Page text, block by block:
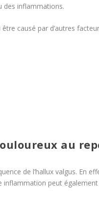
des inflammations.
causé par d’autres
au
de l’hallux valgus. En
peut également